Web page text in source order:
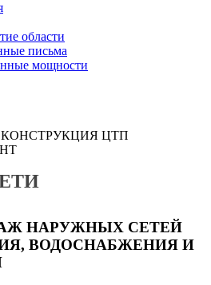
области
письма
мощности
ЦТП
НАРУЖНЫХ СЕТЕЙ
ВОДОСНАБЖЕНИЯ И